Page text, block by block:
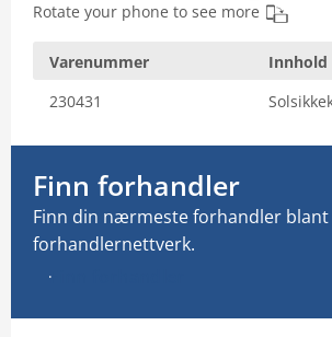
Rotate your phone to see more
Varenummer Innhold
230431
Finn forhandler
Finn din nærmeste forhandler
forhandlernettverk.
Finn forhandler